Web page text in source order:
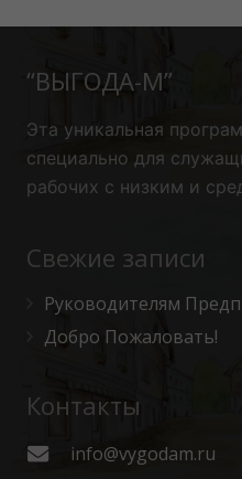
“ВЫГОДА-М”
Эта уникальная
специально для
рабочих с низким и
Свежие записи
Руководителям
Добро Пожаловать!
Контакты
info@vygodam.ru